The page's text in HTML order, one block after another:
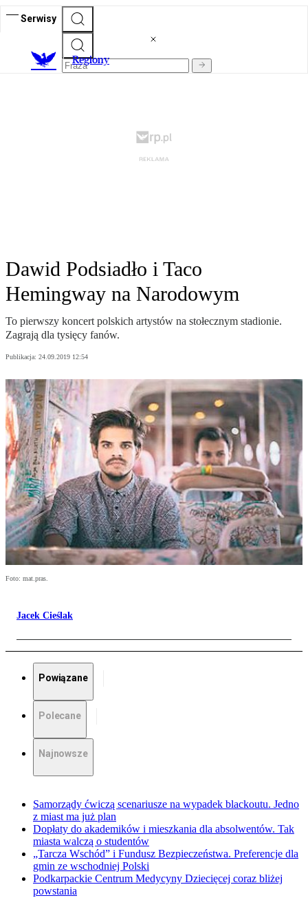
Serwisy
Regiony
Dawid Podsiadło i Taco
Hemingway na Narodowym
To pierwszy koncert polskich artystów na stołecznym stadionie.
Zagrają dla tysięcy fanów.
Publikacja: 24.09.2019 12:54
Foto: mat.pras.
Jacek Cieślak
Powiązane
Polecane
Najnowsze
Samorządy ćwiczą scenariusze na wypadek blackoutu. Jedno
z miast ma już plan
Dopłaty do akademików i mieszkania dla absolwentów. Tak
miasta walczą o studentów
„Tarcza Wschód” i Fundusz Bezpieczeństwa. Preferencje dla
gmin ze wschodniej Polski
Podkarpackie Centrum Medycyny Dziecięcej coraz bliżej
powstania